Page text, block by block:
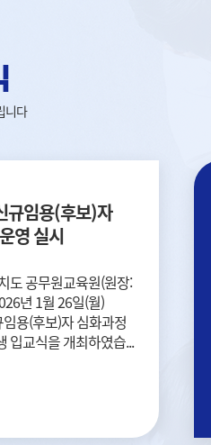
니다
규임용(후보)자
영 실시
도 공무원교육원(원장:
년 1월 26일(월)
용(후보)자 심화과정
입교식을 개최하였습...